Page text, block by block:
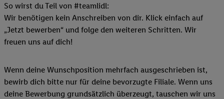
So wirst du Teil von #teamlidl:
Wir benötigen kein Anschreiben von dir. Klick einfach auf
„Jetzt bewerben“ und folge den weiteren Schritten. Wir
freuen uns auf dich!
Wenn deine Wunschposition mehrfach ausgeschrieben ist,
bewirb dich bitte nur für deine bevorzugte Filiale. Wenn uns
deine Bewerbung grundsätzlich überzeugt, tauschen wir uns